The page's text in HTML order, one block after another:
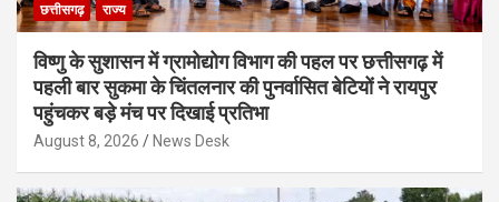
छत्तीसगढ़ राज्य
विष्णु के सुशासन में ग्रामोद्योग विभाग की पहल पर छत्तीसगढ़ में
पहली बार सुकमा के चिंतलनार की पुनर्वासित बेटियों ने रायपुर
पहुंचकर बड़े मंच पर दिखाई प्रतिभा
August 8, 2026 News Desk